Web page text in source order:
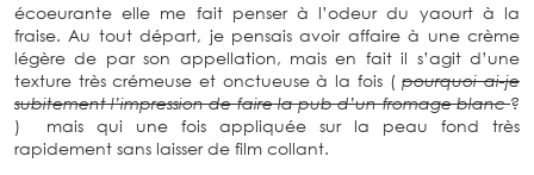
écoeurante elle me fait penser à l’odeur du yaourt à la
fraise. Au tout départ, je pensais avoir affaire à une crème
légère de par son appellation, mais en fait il s’agit d’une
texture très crémeuse et onctueuse à la fois (pourquoi ai-je
subitement l’impression de faire la pub d’un fromage blanc?
) mais qui une fois appliquée sur la peau fond très
rapidement sans laisser de film collant.